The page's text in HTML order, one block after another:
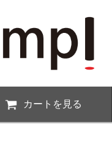
カートを見る